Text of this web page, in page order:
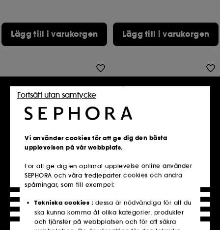
Lägg till i varukorgen Lägg till i varukorgen
TWEEZERMAN
Tweezer
Slant Mini Tweezer, guld
164
279,00 KR
TWEEZERMAN
Block för nagelpolering
38
Vi använder cookies för att ge dig den bästa
upplevelsen på vår webbplats.
För att ge dig en optimal upplevelse online använder
SEPHORA och våra tredjeparter cookies och andra
spårningar, som till exempel:
Tekniska cookies : dessa är nödvändiga för att du
ska kunna komma åt olika kategorier, produkter
och tjänster på webbplatsen och för att säkra
Fortsätt utan samtycke